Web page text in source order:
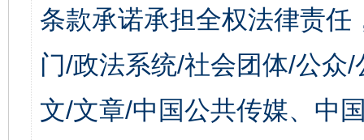
条款承诺承担全权法律责
门/政法系统/社会团体/公众
文/文章/中国公共传媒、中